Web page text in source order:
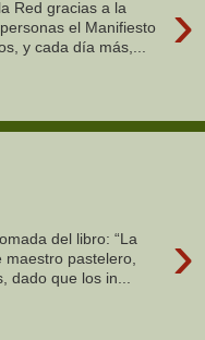
›
Red gracias a la
el Manifiesto
y cada día más,...
›
del libro: “La
pastelero,
dado que los in...